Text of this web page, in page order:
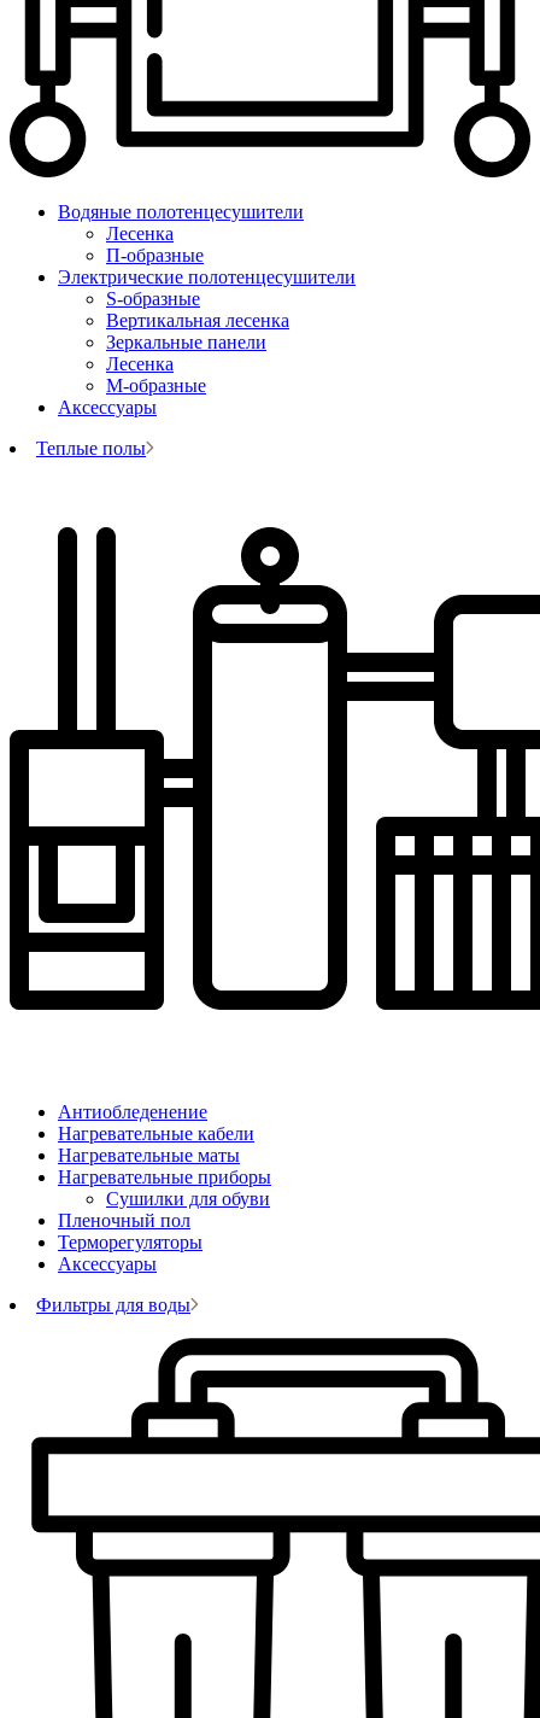
Водяные полотенцесушители
Лесенка
П-образные
Электрические полотенцесушители
S-образные
Вертикальная лесенка
Зеркальные панели
Лесенка
М-образные
Аксессуары
Теплые полы
Антиобледенение
Нагревательные кабели
Нагревательные маты
Нагревательные приборы
Сушилки для обуви
Пленочный пол
Терморегуляторы
Аксессуары
Фильтры для воды